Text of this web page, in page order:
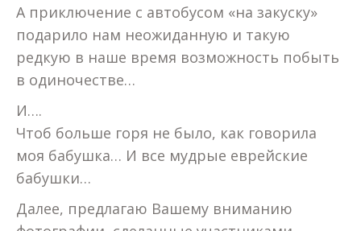
А приключение с автобусом «на закуску»
подарило нам неожиданную и такую
редкую в наше время возможность побыть
в одиночестве…
И….
Чтоб больше горя не было, как говорила
моя бабушка… И все мудрые еврейские
бабушки…
Далее, предлагаю Вашему вниманию